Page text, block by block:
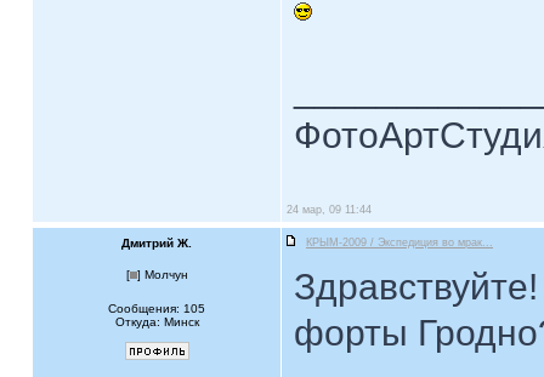
24 мар, 09 11:44
Дмитрий Ж. КРЫМ-2009 / Экспедиция во мрак...
[ ] Молчун
Сообщения: 105
Откуда: Минск
форты